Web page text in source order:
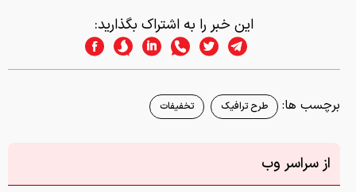
این خبر را به اشتراک بگذارید:
برچسب ها: طرح ترافیک تخفیفات
از سراسر وب